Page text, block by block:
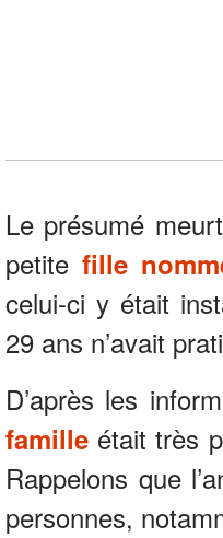
Le présumé
petitefille
celui-ci y était
29 ans n’avait
D’après les
famille était très
Rappelons que
personnes,